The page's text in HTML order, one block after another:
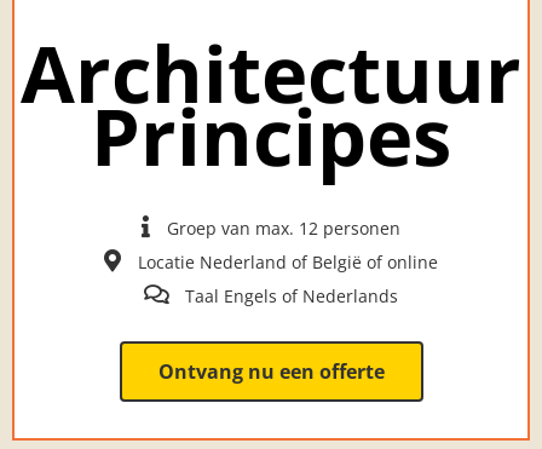
Architectuur
Principes
Groep van max. 12 personen
Locatie Nederland of België of online
Taal Engels of Nederlands
Ontvang nu een offerte